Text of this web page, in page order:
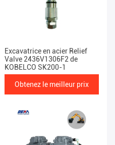
Excavatrice en acier Relief
Valve 2436V1306F2 de
KOBELCO SK200-1
Obtenez le meilleur prix